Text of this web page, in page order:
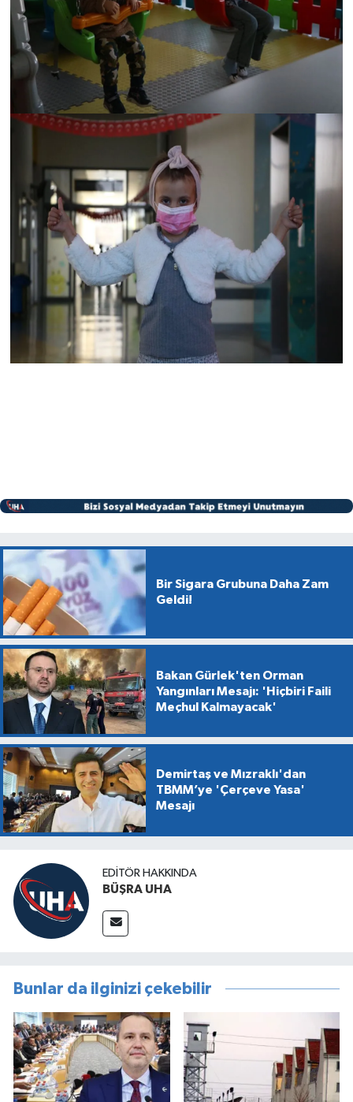
Bir Sigara Grubuna Daha Zam
Geldi!
Bakan Gürlek'ten Orman
Yangınları Mesajı: 'Hiçbiri Faili
Meçhul Kalmayacak'
Demirtaş ve Mızraklı'dan
TBMM’ye 'Çerçeve Yasa'
Mesajı
EDITÖR HAKKINDA
BÜŞRA UHA
Bunlar da ilginizi çekebilir